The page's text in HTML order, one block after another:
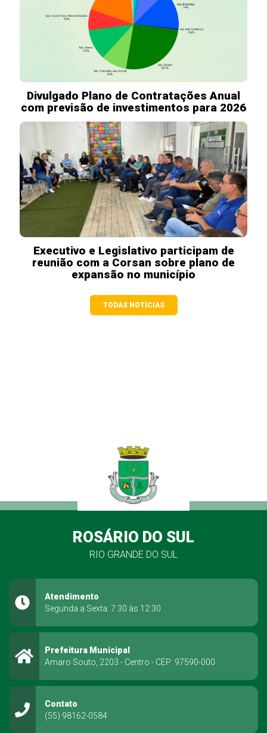
Divulgado Plano de Contratações Anual
com previsão de investimentos para 2026
Executivo e Legislativo participam de
reunião com a Corsan sobre plano de
expansão no município
TODAS NOTÍCIAS
ROSÁRIO DO SUL
RIO GRANDE DO SUL
Atendimento
Segunda a Sexta: 7:30 às 12:30
Prefeitura Municipal
Amaro Souto, 2203 - Centro - CEP: 97590-000
Contato
(55) 98162-0584